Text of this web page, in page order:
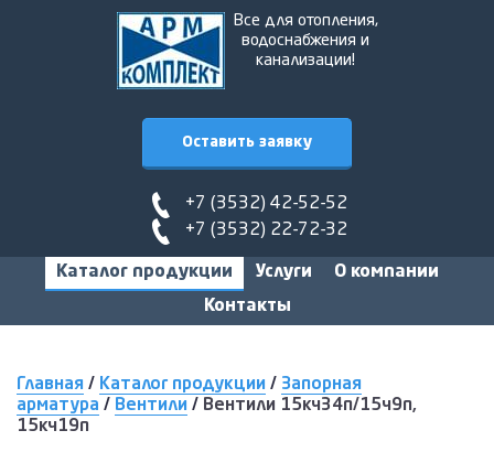
Все для отопления,
водоснабжения и
канализации!
Оставить заявку
+7 (3532) 42-52-52
+7 (3532) 22-72-32
Каталог продукции Услуги
О компании
Контакты
Главная / Каталог продукции / Запорная
арматура / Вентили / Вентили 15кч34п/15ч9п,
15кч19п